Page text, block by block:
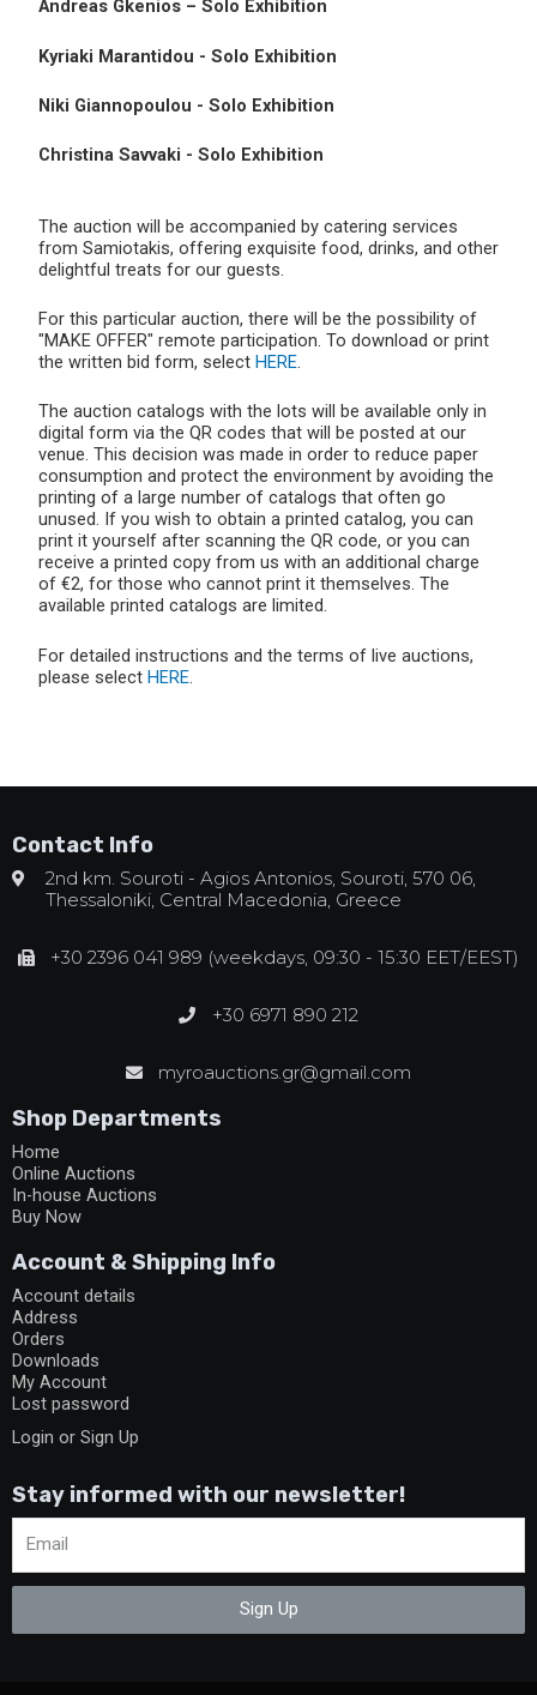
Andreas Gkenios – Solo Exhibition
Kyriaki Marantidou - Solo Exhibition
Niki Giannopoulou - Solo Exhibition
Christina Savvaki - Solo Exhibition
The auction will be accompanied by catering services
from Samiotakis, offering exquisite food, drinks, and other
delightful treats for our guests.
For this particular auction, there will be the possibility of
"MAKE OFFER" remote participation. To download or print
the written bid form, select HERE.
The auction catalogs with the lots will be available only in
digital form via the QR codes that will be posted at our
venue. This decision was made in order to reduce paper
consumption and protect the environment by avoiding the
printing of a large number of catalogs that often go
unused. If you wish to obtain a printed catalog, you can
print it yourself after scanning the QR code, or you can
receive a printed copy from us with an additional charge
of €2, for those who cannot print it themselves. The
available printed catalogs are limited.
For detailed instructions and the terms of live auctions,
please select HERE.
Contact Info
2nd km. Souroti - Agios Antonios, Souroti, 570 06,
Thessaloniki, Central Macedonia, Greece
+30 2396 041 989 (weekdays, 09:30 - 15:30 EET/EEST)
+30 6971 890 212
myroauctions.gr@gmail.com
Shop Departments
Home
Online Auctions
In-house Auctions
Buy Now
Account & Shipping Info
Account details
Address
Orders
Downloads
My Account
Lost password
Login or Sign Up
Stay informed with our newsletter!
Sign Up